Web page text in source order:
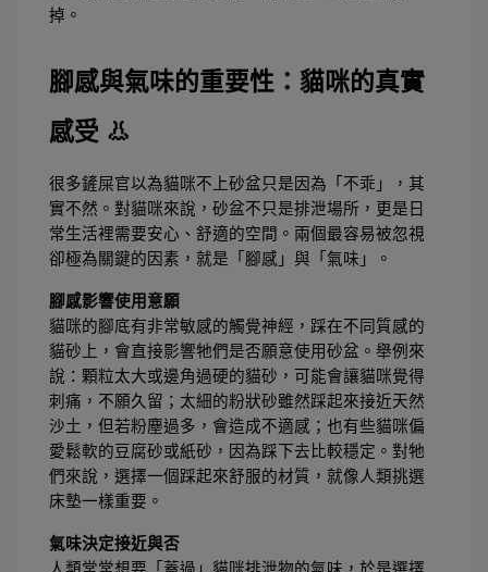
掉。
腳感與氣味的重要性：貓咪的真實
感受 👃
很多鏟屎官以為貓咪不上砂盆只是因為「不乖」，其
實不然。對貓咪來說，砂盆不只是排泄場所，更是日
常生活裡需要安心、舒適的空間。兩個最容易被忽視
卻極為關鍵的因素，就是「腳感」與「氣味」。
腳感影響使用意願
貓咪的腳底有非常敏感的觸覺神經，踩在不同質感的
貓砂上，會直接影響牠們是否願意使用砂盆。舉例來
說：顆粒太大或邊角過硬的貓砂，可能會讓貓咪覺得
刺痛，不願久留；太細的粉狀砂雖然踩起來接近天然
沙土，但若粉塵過多，會造成不適感；也有些貓咪偏
愛鬆軟的豆腐砂或紙砂，因為踩下去比較穩定。對牠
們來說，選擇一個踩起來舒服的材質，就像人類挑選
床墊一樣重要。
氣味決定接近與否
人類常常想要「蓋過」貓咪排泄物的氣味，於是選擇